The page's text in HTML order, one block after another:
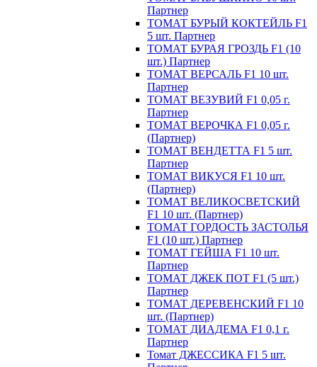
Партнер
ТОМАТ БУРЫЙ КОКТЕЙЛЬ F1
5 шт. Партнер
ТОМАТ БУРАЯ ГРОЗДЬ F1 (10
шт.) Партнер
ТОМАТ ВЕРСАЛЬ F1 10 шт.
Партнер
ТОМАТ ВЕЗУВИЙ F1 0,05 г.
Партнер
ТОМАТ ВЕРОЧКА F1 0,05 г.
(Партнер)
ТОМАТ ВЕНДЕТТА F1 5 шт.
Партнер
ТОМАТ ВИКУСЯ F1 10 шт.
(Партнер)
ТОМАТ ВЕЛИКОСВЕТСКИЙ
F1 10 шт. (Партнер)
ТОМАТ ГОРДОСТЬ ЗАСТОЛЬЯ
F1 (10 шт.) Партнер
ТОМАТ ГЕЙША F1 10 шт.
Партнер
ТОМАТ ДЖЕК ПОТ F1 (5 шт.)
Партнер
ТОМАТ ДЕРЕВЕНСКИЙ F1 10
шт. (Партнер)
ТОМАТ ДИАДЕМА F1 0,1 г.
Партнер
Томат ДЖЕССИКА F1 5 шт.